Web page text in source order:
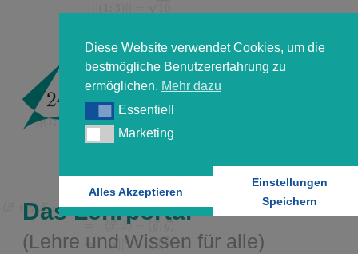
Diese Website verwendet Cookies, um die
bestmögliche Benutzererfahrung zu
ermöglichen. Mehr dazu
EssentiellEssentiell
MarketingMarketing
Alles Akzeptieren
Einstellungen
Speichern
Das Lehrportal
(Lehre und Wissen für alle)